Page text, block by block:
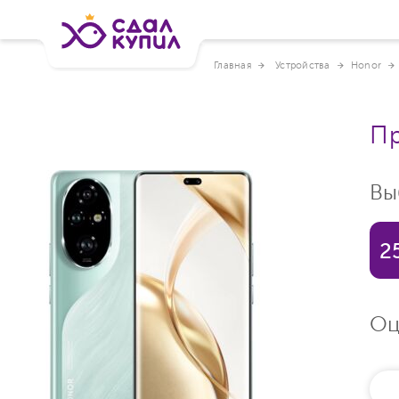
Главная Устройства Honor